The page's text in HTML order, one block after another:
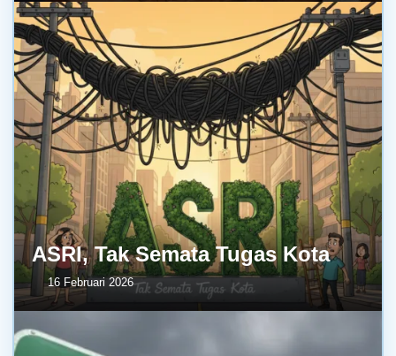
ASRI, Tak Semata Tugas Kota
16 Februari 2026